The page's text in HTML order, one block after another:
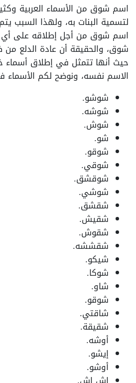
اسم شوق من الأسماء العربية
لتسمية البنات به، ولهذا السبب
اسم شوق من أجل إطلاقه على
شوق، والحقيقة أن عادة الدلع من
حيث أنها تتمثل في إطلاق أسماء
الاسم نفسه، ونوضح لكم الأسماء
شوشو.
شوشه.
شوش.
شو.
شوقو.
شوقي.
شوقشق.
شوشي.
شقشق.
شقيش.
شقوش.
شقششه.
شيكو.
شوكا.
شاو.
شوقو.
شاقتي.
شقيقة.
أوشه.
إيشو.
أوشو.